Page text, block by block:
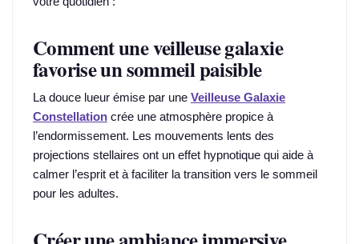
Comment une veilleuse galaxie
favorise un sommeil paisible
La douce lueur émise par une Veilleuse Galaxie
Constellation crée une atmosphère propice à
l’endormissement. Les mouvements lents des
projections stellaires ont un effet hypnotique qui aide à
calmer l’esprit et à faciliter la transition vers le sommeil
pour les adultes.